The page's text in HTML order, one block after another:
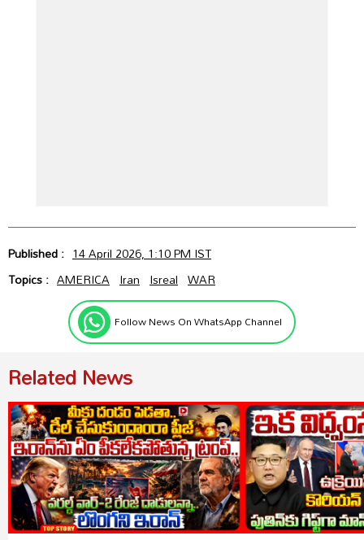
Published : 14 April 2026, 1:10 PM IST
Topics : AMERICA Iran Isreal WAR
Follow News On WhatsApp Channel
Related News